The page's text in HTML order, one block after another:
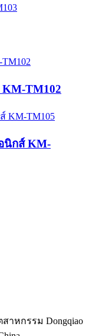
TM102
นิกส์ KM-
าหกรรม Dongqiao